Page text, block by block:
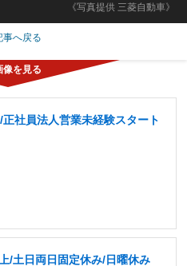
《写真提供 三菱自動車》
事へ戻る
社員法人営業未経験スタート
/土日両日固定休み/日曜休み